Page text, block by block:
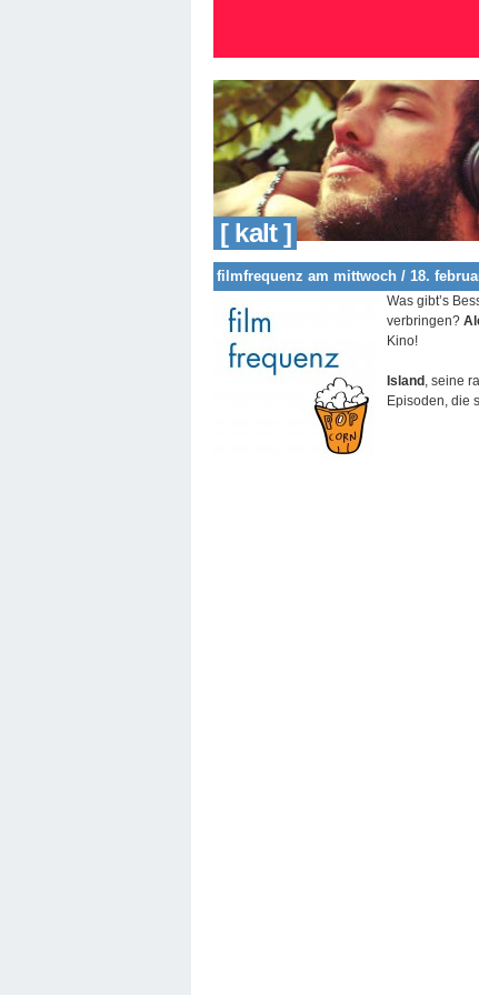
[ kalt ]
filmfrequenz am mittwoch / 18.
Was gibt’s
verbringen?
Kino!
Island , seine
Episoden, die